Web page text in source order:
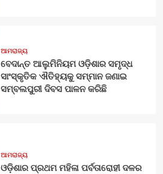
ଆମରାଜ୍ୟ
ବେଦାନ୍ତ ଆଲୁମିନିୟମ ଓଡ଼ିଶାର ସମୃଦ୍ଧ
ସାଂସ୍କୃତିକ ଐତିହ୍ୟକୁ ସମ୍ମାନ ଜଣାଇ
ସମ୍ବଲପୁରୀ ଦିବସ ପାଳନ କରିଛି
ଆମରାଜ୍ୟ
ଓଡ଼ିଶାର ପ୍ରଥମ ମହିଳା ପର୍ବତାରୋହୀ ଦଳର